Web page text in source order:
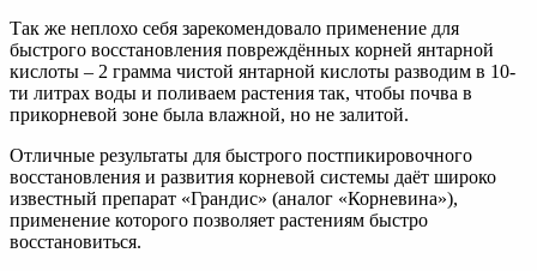
Так же неплохо себя зарекомендовало применение для
быстрого восстановления повреждённых корней янтарной
кислоты – 2 грамма чистой янтарной кислоты разводим в 10-
ти литрах воды и поливаем растения так, чтобы почва в
прикорневой зоне была влажной, но не залитой.
Отличные результаты для быстрого постпикировочного
восстановления и развития корневой системы даёт широко
известный препарат «Грандис» (аналог «Корневина»),
применение которого позволяет растениям быстро
восстановиться.